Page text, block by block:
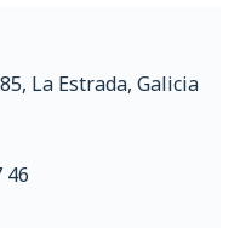
La Estrada, Galicia
46